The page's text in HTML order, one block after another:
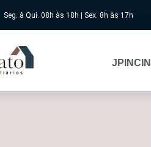
Seg. à Qui. 08h às 18h | Sex. 8h às 17h